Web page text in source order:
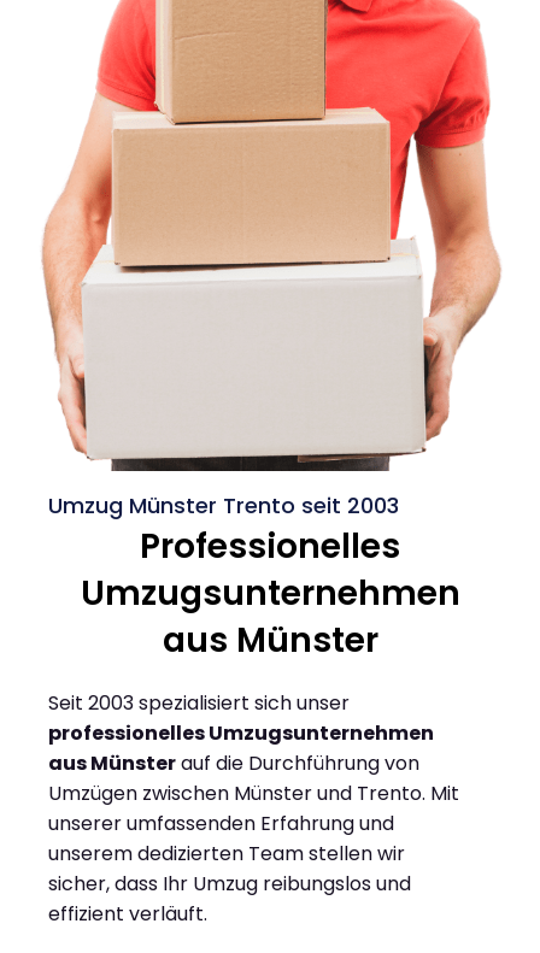
Umzug Münster Trento seit 2003
Professionelles
Umzugsunternehmen
aus Münster
Seit 2003 spezialisiert sich unser
professionelles Umzugsunternehmen
aus Münsterauf die Durchführung von
Umzügen zwischen Münster und Trento. Mit
unserer umfassenden Erfahrung und
unserem dedizierten Team stellen wir
sicher, dass Ihr Umzug reibungslos und
effizient verläuft.